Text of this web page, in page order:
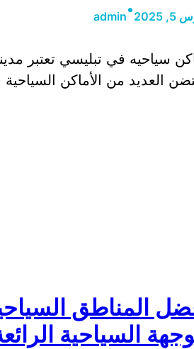
2025
•
admin
سياحيه في تبليسي تعتبر
العديد من الأماكن
المناطق
السياحية